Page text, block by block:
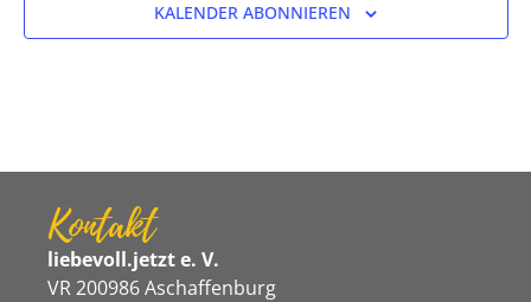
KALENDER ABONNIEREN
Kontakt
liebevoll.jetzt e. V.
VR 200986 Aschaffenburg